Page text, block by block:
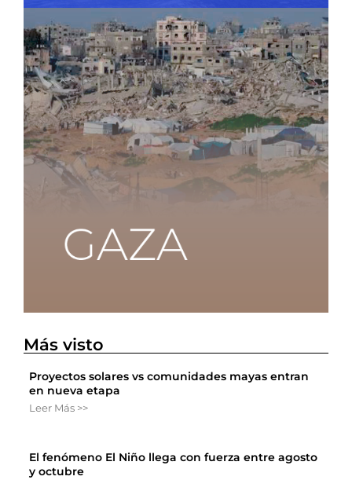
Más visto
Proyectos solares vs comunidades mayas entran
en nueva etapa
Leer Más >>
El fenómeno El Niño llega con fuerza entre agosto
y octubre